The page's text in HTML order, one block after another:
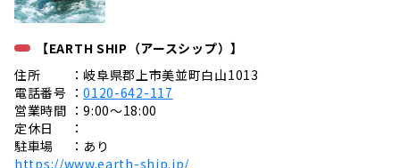
【EARTH SHIP（アースシップ）】
住所 ：岐阜県郡上市美並町白山1013
電話番号 ：0120-642-117
営業時間 ：9:00〜18:00
定休日 ：
駐車場 ：あり
https://www.earth-ship.jp/